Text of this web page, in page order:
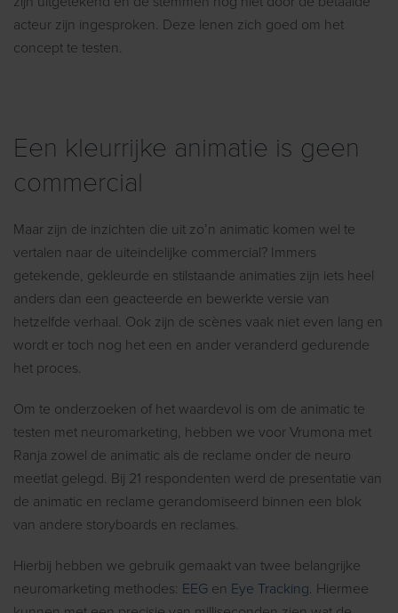
acteur zijn ingesproken. Deze lenen zich goed om het
concept te testen.
Een kleurrijke animatie is geen
commercial
Maar zijn de inzichten die uit zo’n animatic komen wel te
vertalen naar de uiteindelijke commercial? Immers
getekende, gekleurde en stilstaande animaties zijn iets heel
anders dan een geacteerde en bewerkte versie van
hetzelfde verhaal. Ook zijn de scènes vaak niet even lang en
wordt er toch nog het een en ander veranderd gedurende
het proces.
Om te onderzoeken of het waardevol is om de animatic te
testen met neuromarketing, hebben we voor Vrumona met
Ranja zowel de animatic als de reclame onder de neuro
meetlat gelegd. Bij 21 respondenten werd de presentatie van
de animatic en reclame gerandomiseerd binnen een blok
van andere storyboards en reclames.
Hierbij hebben we gebruik gemaakt van twee belangrijke
neuromarketing methodes: EEG en Eye Tracking. Hiermee